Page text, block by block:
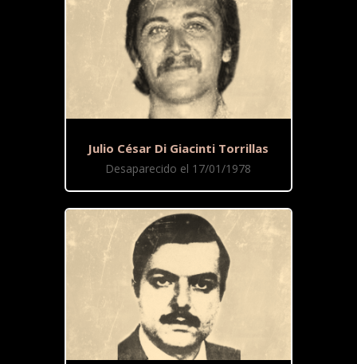
Julio César Di Giacinti Torrillas
Desaparecido el 17/01/1978